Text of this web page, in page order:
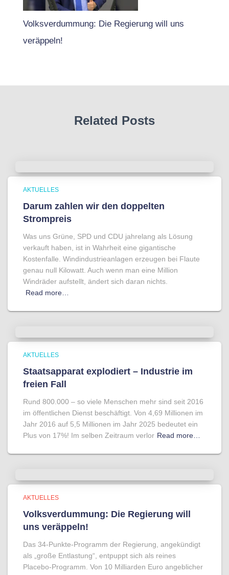
Volksverdummung: Die Regierung will uns
veräppeln!
Related Posts
AKTUELLES
Darum zahlen wir den doppelten
Strompreis
Was uns Grüne, SPD und CDU jahrelang als Lösung
verkauft haben, ist in Wahrheit eine gigantische
Kostenfalle. Windindustrieanlagen erzeugen bei Flaute
genau null Kilowatt. Auch wenn man eine Million
Windräder aufstellt, ändert sich daran nichts.
Read more…
AKTUELLES
Staatsapparat explodiert – Industrie im
freien Fall
Rund 800.000 – so viele Menschen mehr sind seit 2016
im öffentlichen Dienst beschäftigt. Von 4,69 Millionen im
Jahr 2016 auf 5,5 Millionen im Jahr 2025 bedeutet ein
Plus von 17%! Im selben Zeitraum verlor Read more…
AKTUELLES
Volksverdummung: Die Regierung will
uns veräppeln!
Das 34-Punkte-Programm der Regierung, angekündigt
als „große Entlastung“, entpuppt sich als reines
Placebo-Programm. Von 10 Milliarden Euro angeblicher